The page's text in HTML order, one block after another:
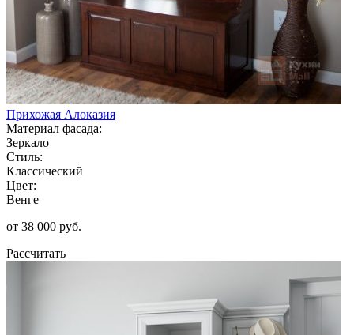
Прихожая Алоказия
Материал фасада:
Зеркало
Стиль:
Классический
Цвет:
Венге
от 38 000 руб.
Рассчитать